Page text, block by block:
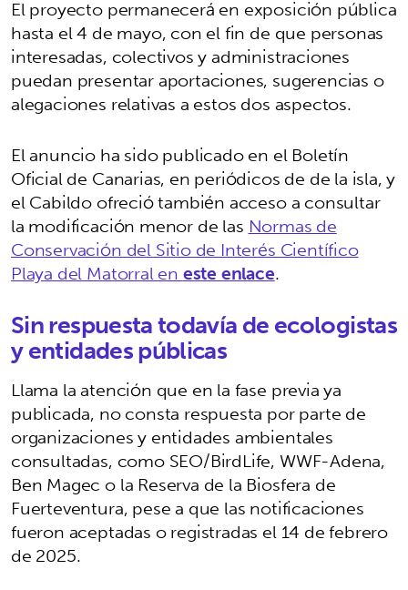
El proyecto permanecerá en exposición pública
hasta el 4 de mayo, con el fin de que personas
interesadas, colectivos y administraciones
puedan presentar aportaciones, sugerencias o
alegaciones relativas a estos dos aspectos.
El anuncio ha sido publicado en el Boletín
Oficial de Canarias, en periódicos de de la isla, y
el Cabildo ofreció también acceso a consultar
la modificación menor de lasNormas de
Conservación del Sitio de Interés Científico
Playa del Matorral eneste enlace.
Sin respuesta todavía de ecologistas
y entidades públicas
Llama la atención que en la fase previa ya
publicada, no consta respuesta por parte de
organizaciones y entidades ambientales
consultadas, como SEO/BirdLife, WWF-Adena,
Ben Magec o la Reserva de la Biosfera de
Fuerteventura, pese a que las notificaciones
fueron aceptadas o registradas el 14 de febrero
de 2025.